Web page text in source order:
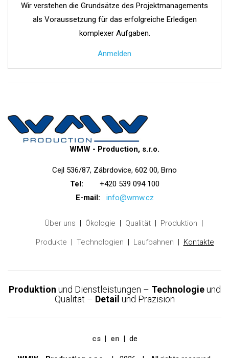
Wir verstehen die Grundsätze des Projektmanagements
als Voraussetzung für das erfolgreiche Erledigen
komplexer Aufgaben.
Anmelden
WMW - Production, s.r.o.
Cejl 536/87, Zábrdovice, 602 00, Brno
Tel: +420 539 094 100
E-mail:
info@wmw.cz
Über uns Ökologie Qualität Produktion
Produkte Technologien Laufbahnen Kontakte
Produktion und Dienstleistungen – Technologieund
Qualität – Detail und Präzision
cs en de